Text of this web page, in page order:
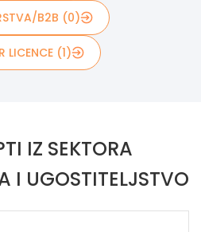
B2B (0)
LICENCE (1)
IZ SEKTORA
I UGOSTITELJSTVO